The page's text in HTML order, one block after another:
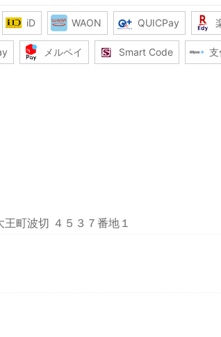
iD WAON QUICPay
メルペイ Smart Code
町波切 ４５３７番地１